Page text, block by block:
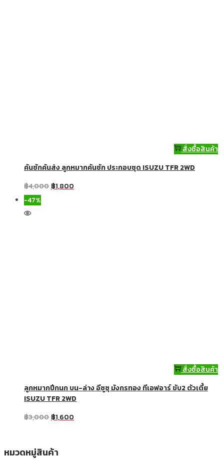
สั่งซื้อสินค้า
คันชักคันส่ง ลูกหมากคันชัก ประกอบชุด ISUZU TFR 2WD
฿4,000฿1,800
-47%
สั่งซื้อสินค้า
ลูกหมากปีกนก บน-ล่าง อีซูซุ มังกรทอง ทีเอฟอาร์ ขับ2 ตัวเตี้ย
ISUZU TFR 2WD
฿3,000฿1,600
หมวดหมู่สินค้า